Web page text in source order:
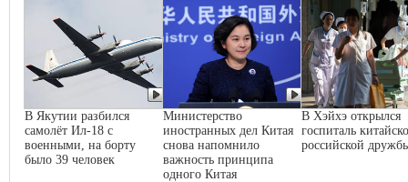
В Якутии разбился
самолёт Ил-18 с
военными, на борту
было 39 человек
Министерство
иностранных дел Китая
снова напомнило
важность принципа
одного Китая
В Хэйхэ открылся
госпиталь
российской